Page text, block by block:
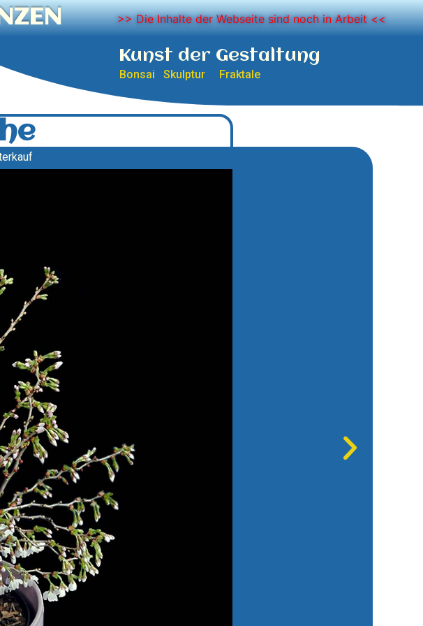
>> Die Inhalte der Webseite sind noch in Arbeit <<
Kunst der Gestaltung
Bonsai Skulptur Fraktale